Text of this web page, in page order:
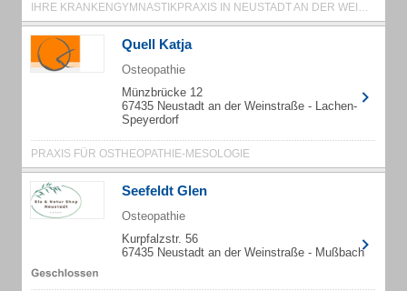
IHRE KRANKENGYMNASTIKPRAXIS IN NEUSTADT AN DER WEINSTRASSE.
Quell Katja
Osteopathie
Münzbrücke 12
67435 Neustadt an der Weinstraße - Lachen-
Speyerdorf
PRAXIS FÜR OSTHEOPATHIE-MESOLOGIE
Seefeldt Glen
Osteopathie
Kurpfalzstr. 56
67435 Neustadt an der Weinstraße - Mußbach